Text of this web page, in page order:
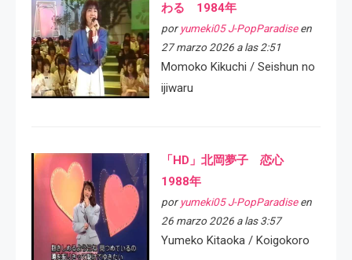
わる 1984年
por yumeki05 J-PopParadiseen
27 marzo 2026 a las 2:51
Momoko Kikuchi / Seishun no
ijiwaru
「HD」北岡夢子 恋心
1988年
por yumeki05 J-PopParadiseen
26 marzo 2026 a las 3:57
Yumeko Kitaoka / Koigokoro